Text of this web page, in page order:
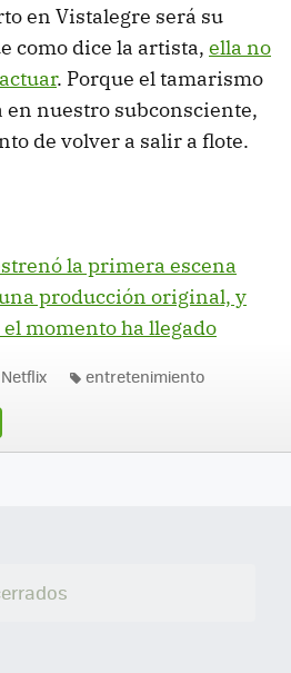
en Vistalegre será su
como dice la artista, ella no
. Porque el tamarismo
en nuestro subconsciente,
de volver a salir a flote.
la primera escena
producción original, y
momento ha llegado
Netflix entretenimiento